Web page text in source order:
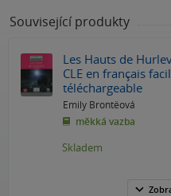
Související produkty
Les Hauts de
CLE en français
téléchargeable
Emily Brontëová
měkká vazba
Skladem